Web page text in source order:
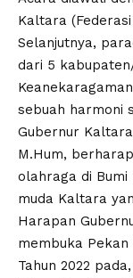
Kaltara
Selanjutnya,
dari 5
sebuah harmoni
Gubernur
M.Hum,
olahraga di
muda Kaltara
Harapan
membuka
Tahun 2022